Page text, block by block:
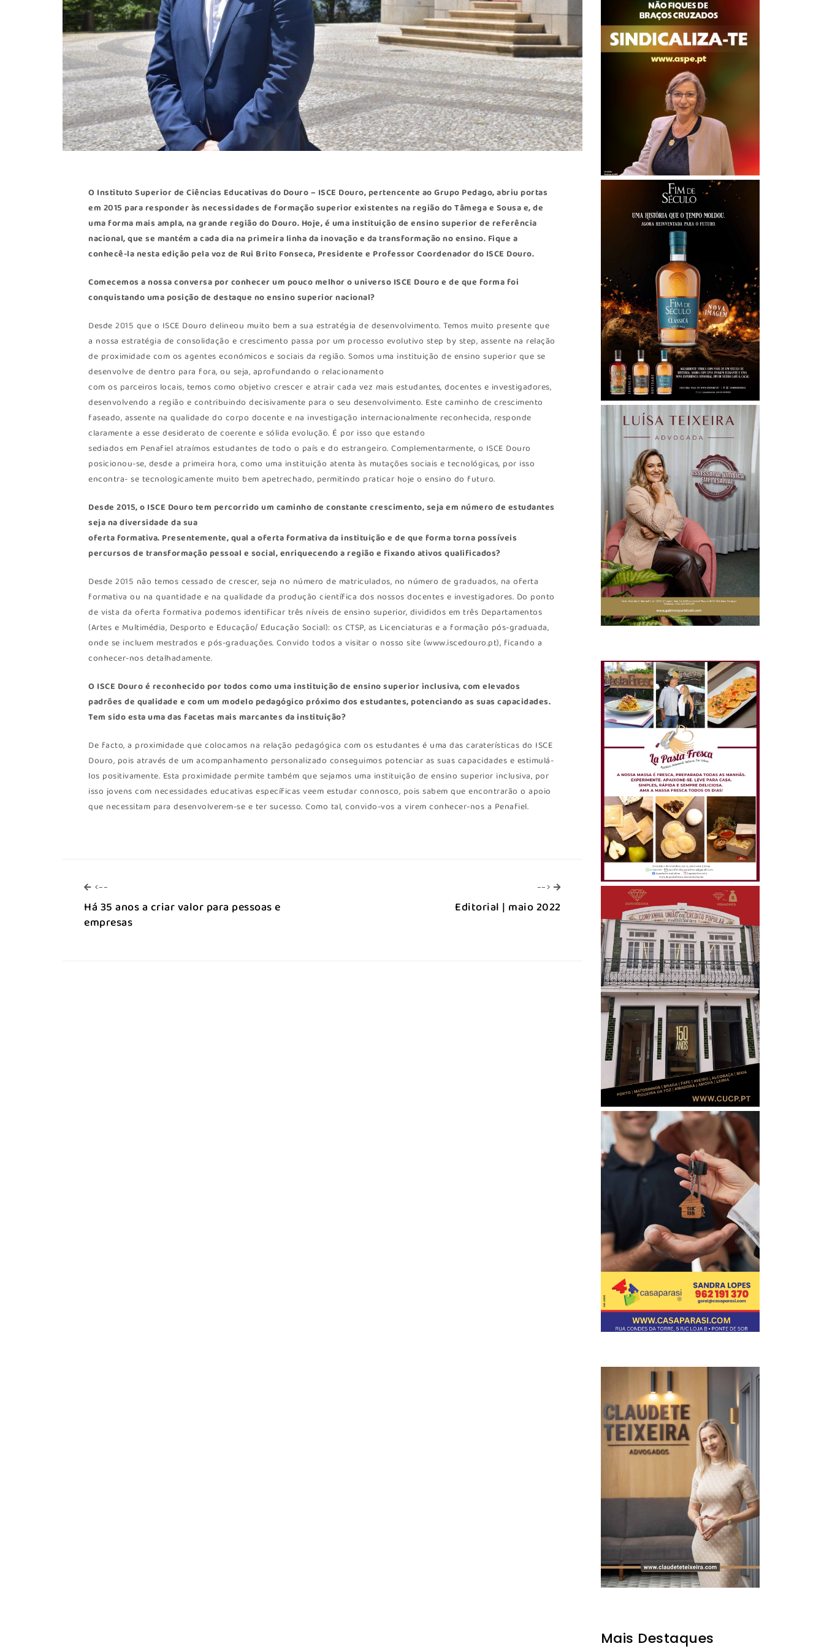
O Instituto Superior de Ciências Educativas do Douro – ISCE Douro, pertencente ao Grupo Pedago, abriu portas
em 2015 para responder às necessidades de formação superior existentes na região do Tâmega e Sousa e, de
uma forma mais ampla, na grande região do Douro. Hoje, é uma instituição de ensino superior de referência
nacional, que se mantém a cada dia na primeira linha da inovação e da transformação no ensino. Fique a
conhecê-la nesta edição pela voz de Rui Brito Fonseca, Presidente e Professor Coordenador do ISCE Douro.
Comecemos a nossa conversa por conhecer um pouco melhor o universo ISCE Douro e de que forma foi
conquistando uma posição de destaque no ensino superior nacional?
Desde 2015 que o ISCE Douro delineou muito bem a sua estratégia de desenvolvimento. Temos muito presente que
a nossa estratégia de consolidação e crescimento passa por um processo evolutivo step by step, assente na relação
de proximidade com os agentes económicos e sociais da região. Somos uma instituição de ensino superior que se
desenvolve de dentro para fora, ou seja, aprofundando o relacionamento
com os parceiros locais, temos como objetivo crescer e atrair cada vez mais estudantes, docentes e investigadores,
desenvolvendo a região e contribuindo decisivamente para o seu desenvolvimento. Este caminho de crescimento
faseado, assente na qualidade do corpo docente e na investigação internacionalmente reconhecida, responde
claramente a esse desiderato de coerente e sólida evolução. É por isso que estando
sediados em Penafiel atraímos estudantes de todo o país e do estrangeiro. Complementarmente, o ISCE Douro
posicionou-se, desde a primeira hora, como uma instituição atenta às mutações sociais e tecnológicas, por isso
encontra- se tecnologicamente muito bem apetrechado, permitindo praticar hoje o ensino do futuro.
Desde 2015, o ISCE Douro tem percorrido um caminho de constante crescimento, seja em número de estudantes
seja na diversidade da sua
oferta formativa. Presentemente, qual a oferta formativa da instituição e de que forma torna possíveis
percursos de transformação pessoal e social, enriquecendo a região e fixando ativos qualificados?
Desde 2015 não temos cessado de crescer, seja no número de matriculados, no número de graduados, na oferta
formativa ou na quantidade e na qualidade da produção científica dos nossos docentes e investigadores. Do ponto
de vista da oferta formativa podemos identificar três níveis de ensino superior, divididos em três Departamentos
(Artes e Multimédia, Desporto e Educação/ Educação Social): os CTSP, as Licenciaturas e a formação pós-graduada,
onde se incluem mestrados e pós-graduações. Convido todos a visitar o nosso site (www.iscedouro.pt), ficando a
conhecer-nos detalhadamente.
O ISCE Douro é reconhecido por todos como uma instituição de ensino superior inclusiva, com elevados
padrões de qualidade e com um modelo pedagógico próximo dos estudantes, potenciando as suas capacidades.
Tem sido esta uma das facetas mais marcantes da instituição?
De facto, a proximidade que colocamos na relação pedagógica com os estudantes é uma das caraterísticas do ISCE
Douro, pois através de um acompanhamento personalizado conseguimos potenciar as suas capacidades e estimulá-
los positivamente. Esta proximidade permite também que sejamos uma instituição de ensino superior inclusiva, por
isso jovens com necessidades educativas específicas veem estudar connosco, pois sabem que encontrarão o apoio
que necessitam para desenvolverem-se e ter sucesso. Como tal, convido-vos a virem conhecer-nos a Penafiel.
<--
Há 35 anos a criar valor para pessoas e
empresas
--> -->
Editorial | maio 2022
Mais Destaques